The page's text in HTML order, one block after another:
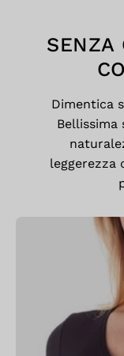
SENZA
Dimentica
leggerezza